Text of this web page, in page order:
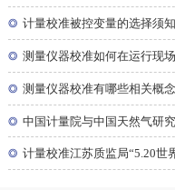
◎ 计量校准被控变量的选择须知
◎ 测量仪器校准如何在运行现
◎ 测量仪器校准有哪些相关概念
◎ 中国计量院与中国天然气研
◎ 计量校准江苏质监局“5.20世